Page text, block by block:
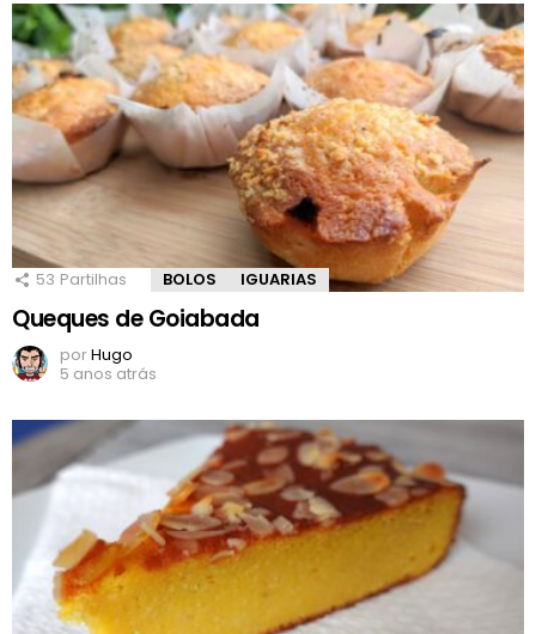
53 Partilhas BOLOS IGUARIAS
Queques de Goiabada
porHugo
5 anos atrás